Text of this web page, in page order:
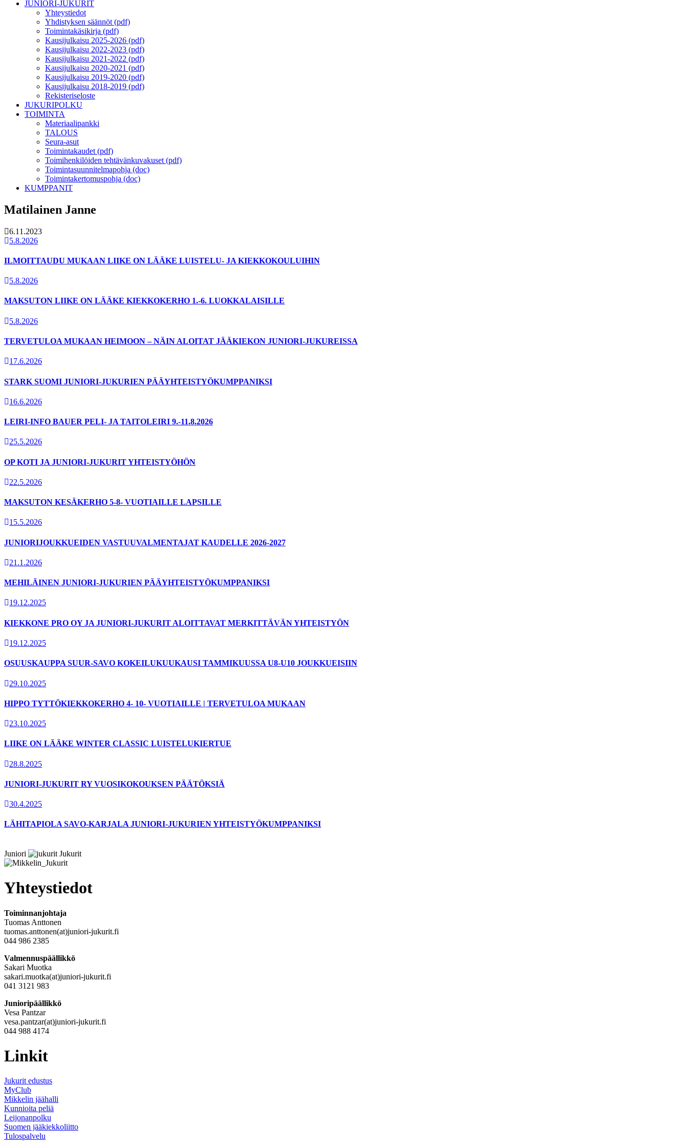
JUNIORI-JUKURIT
Yhteystiedot
Yhdistyksen säännöt (pdf)
Toimintakäsikirja (pdf)
Kausijulkaisu 2025-2026 (pdf)
Kausijulkaisu 2022-2023 (pdf)
Kausijulkaisu 2021-2022 (pdf)
Kausijulkaisu 2020-2021 (pdf)
Kausijulkaisu 2019-2020 (pdf)
Kausijulkaisu 2018-2019 (pdf)
Rekisteriseloste
JUKURIPOLKU
TOIMINTA
Materiaalipankki
TALOUS
Seura-asut
Toimintakaudet (pdf)
Toimihenkilöiden tehtävänkuvakuset (pdf)
Toimintasuunnitelmapohja (doc)
Toimintakertomuspohja (doc)
KUMPPANIT
Matilainen Janne
6.11.2023
5.8.2026
ILMOITTAUDU MUKAAN LIIKE ON LÄÄKE LUISTELU- JA KIEKKOKOULUIHIN
5.8.2026
MAKSUTON LIIKE ON LÄÄKE KIEKKOKERHO 1.-6. LUOKKALAISILLE
5.8.2026
TERVETULOA MUKAAN HEIMOON – NÄIN ALOITAT JÄÄKIEKON JUNIORI-JUKUREISSA
17.6.2026
STARK SUOMI JUNIORI-JUKURIEN PÄÄYHTEISTYÖKUMPPANIKSI
16.6.2026
LEIRI-INFO BAUER PELI- JA TAITOLEIRI 9.-11.8.2026
25.5.2026
OP KOTI JA JUNIORI-JUKURIT YHTEISTYÖHÖN
22.5.2026
MAKSUTON KESÄKERHO 5-8- VUOTIAILLE LAPSILLE
15.5.2026
JUNIORIJOUKKUEIDEN VASTUUVALMENTAJAT KAUDELLE 2026-2027
21.1.2026
MEHILÄINEN JUNIORI-JUKURIEN PÄÄYHTEISTYÖKUMPPANIKSI
19.12.2025
KIEKKONE PRO OY JA JUNIORI-JUKURIT ALOITTAVAT MERKITTÄVÄN YHTEISTYÖN
19.12.2025
OSUUSKAUPPA SUUR-SAVO KOKEILUKUUKAUSI TAMMIKUUSSA U8-U10 JOUKKUEISIIN
29.10.2025
HIPPO TYTTÖKIEKKOKERHO 4- 10- VUOTIAILLE | TERVETULOA MUKAAN
23.10.2025
LIIKE ON LÄÄKE WINTER CLASSIC LUISTELUKIERTUE
28.8.2025
JUNIORI-JUKURIT RY VUOSIKOKOUKSEN PÄÄTÖKSIÄ
30.4.2025
LÄHITAPIOLA SAVO-KARJALA JUNIORI-JUKURIEN YHTEISTYÖKUMPPANIKSI
Juniori Jukurit
Yhteystiedot
Toiminnanjohtaja
Tuomas Anttonen
tuomas.anttonen(at)juniori-jukurit.fi
044 986 2385
Valmennuspäällikkö
Sakari Muotka
sakari.muotka(at)juniori-jukurit.fi
041 3121 983
Junioripäällikkö
Vesa Pantzar
vesa.pantzar(at)juniori-jukurit.fi
044 988 4174
Linkit
Jukurit edustus
MyClub
Mikkelin jäähalli
Kunnioita peliä
Leijonanpolku
Suomen jääkiekkoliitto
Tulospalvelu